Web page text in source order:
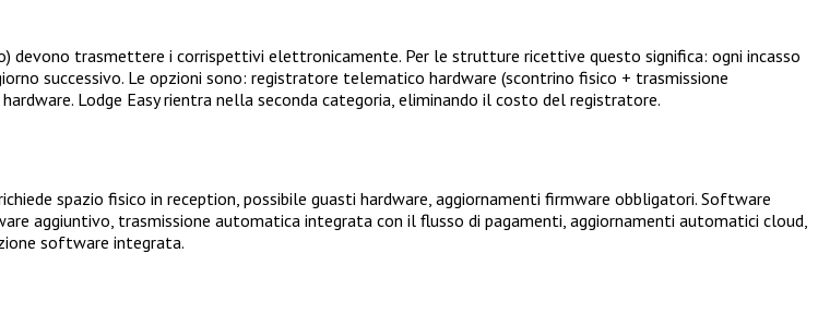
trasmettere i corrispettivi elettronicamente. Per le strutture ricettive questo significa: ogni incasso
successivo. Le opzioni sono: registratore telematico hardware (scontrino fisico + trasmissione
Lodge Easy rientra nella seconda categoria, eliminando il costo del registratore.
spazio fisico in reception, possibile guasti hardware, aggiornamenti firmware obbligatori. Software
aggiuntivo, trasmissione automatica integrata con il flusso di pagamenti, aggiornamenti automatici cloud,
software integrata.